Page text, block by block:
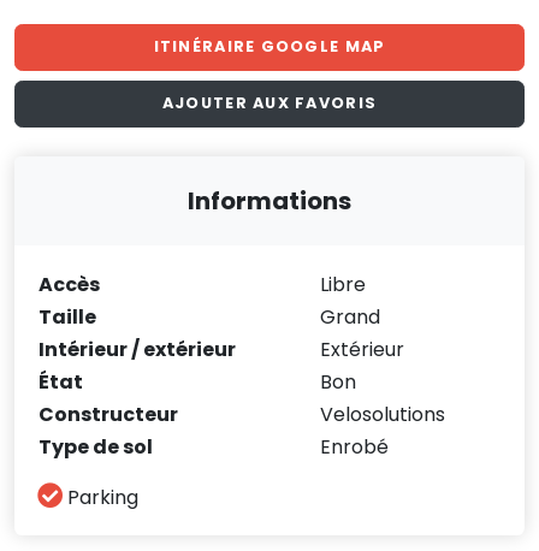
ITINÉRAIRE GOOGLE MAP
AJOUTER AUX FAVORIS
Informations
Accès
Libre
Taille
Grand
Intérieur / extérieur
Extérieur
État
Bon
Constructeur
Velosolutions
Type de sol
Enrobé
Parking